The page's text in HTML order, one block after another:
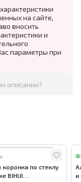
на сайте,
вносить
и
параметры при
описании?
коронка по стеклу
BIHUI
и